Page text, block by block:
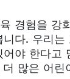
경험을 강
다. 우리
야 한다고
많은 어